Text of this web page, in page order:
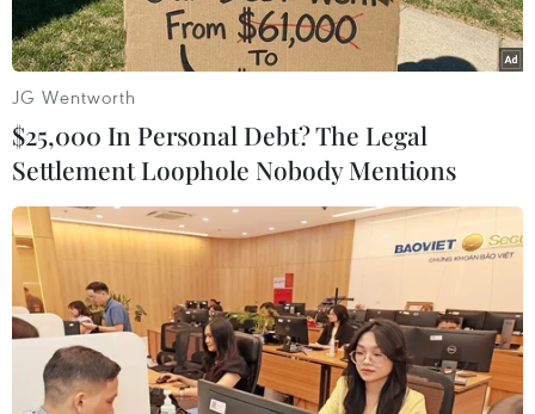
phiếu Chính phủ với giá trị huy động đạt hơn 17 tỷ đồng.
JG Wentworth
$25,000 In Personal Debt? The Legal
Settlement Loophole Nobody Mentions